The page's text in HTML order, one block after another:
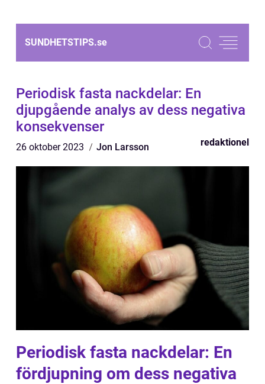
SUNDHETSTIPS.se
Periodisk fasta nackdelar: En
djupgående analys av dess negativa
konsekvenser
26 oktober 2023 Jon Larsson redaktionel
Periodisk fasta nackdelar: En
fördjupning om dess negativa